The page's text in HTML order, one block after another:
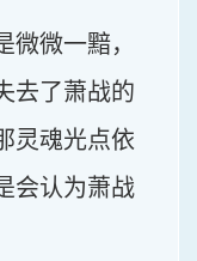
微一黯，
去了萧战的
灵魂光点依
会认为萧战